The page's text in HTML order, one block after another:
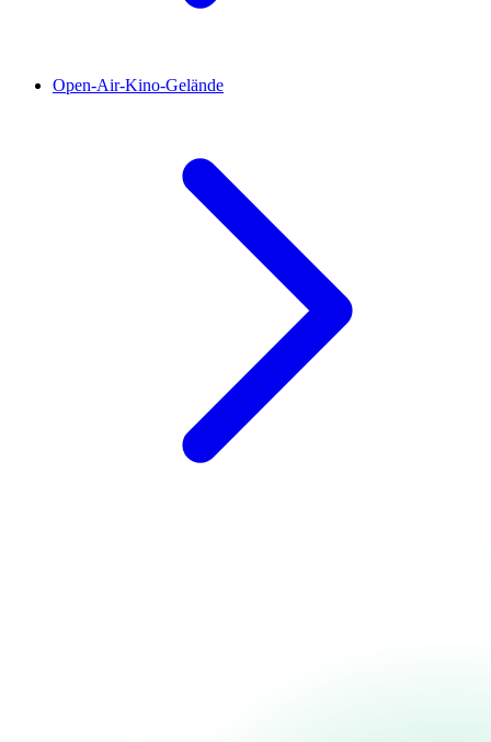
Open-Air-Kino-Gelände